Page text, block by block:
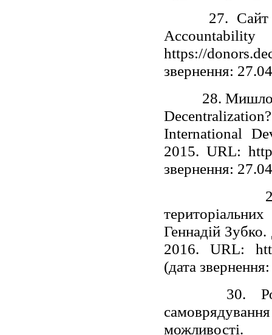
27. Сайт
https://
звернення:
28.
International
2015. URL:
звернення:
29. Старт
Геннадій
2016. URL:
(дата
30.